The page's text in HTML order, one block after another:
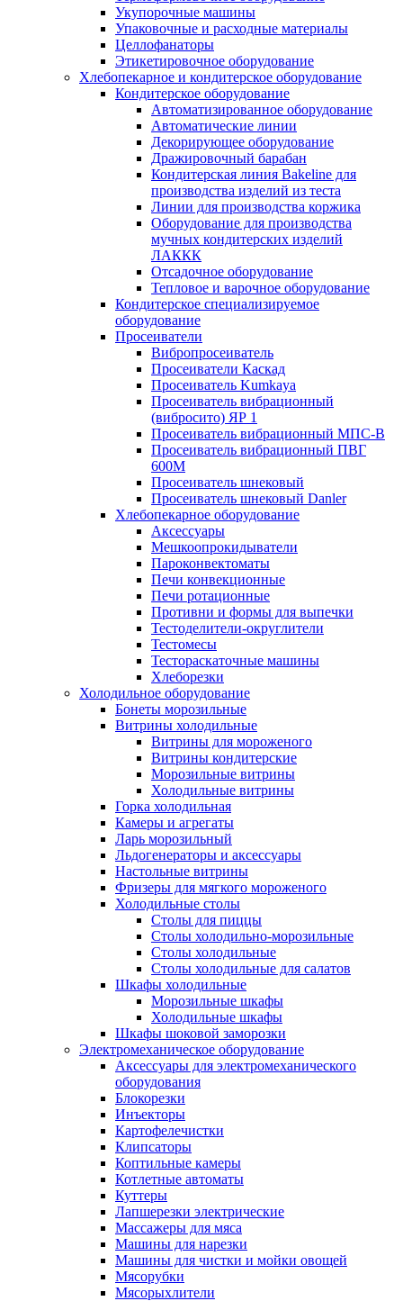
Укупорочные машины
Упаковочные и расходные материалы
Целлофанаторы
Этикетировочное оборудование
Хлебопекарное и кондитерское оборудование
Кондитерское оборудование
Автоматизированное оборудование
Автоматические линии
Декорирующее оборудование
Дражировочный барабан
Кондитерская линия Bakeline для
производства изделий из теста
Линии для производства коржика
Оборудование для производства
мучных кондитерских изделий
ЛАККК
Отсадочное оборудование
Тепловое и варочное оборудование
Кондитерское специализируемое
оборудование
Просеиватели
Вибропросеиватель
Просеиватели Каскад
Просеиватель Kumkaya
Просеиватель вибрационный
(вибросито) ЯР 1
Просеиватель вибрационный МПС-В
Просеиватель вибрационный ПВГ
600М
Просеиватель шнековый
Просеиватель шнековый Danler
Хлебопекарное оборудование
Аксессуары
Мешкоопрокидыватели
Пароконвектоматы
Печи конвекционные
Печи ротационные
Противни и формы для выпечки
Тестоделители-округлители
Тестомесы
Тестораскаточные машины
Хлеборезки
Холодильное оборудование
Бонеты морозильные
Витрины холодильные
Витрины для мороженого
Витрины кондитерские
Морозильные витрины
Холодильные витрины
Горка холодильная
Камеры и агрегаты
Ларь морозильный
Льдогенераторы и аксессуары
Настольные витрины
Фризеры для мягкого мороженого
Холодильные столы
Столы для пиццы
Столы холодильно-морозильные
Столы холодильные
Столы холодильные для салатов
Шкафы холодильные
Mорозильные шкафы
Холодильные шкафы
Шкафы шоковой заморозки
Электромеханическое оборудование
Аксессуары для электромеханического
оборудования
Блокорезки
Инъекторы
Картофелечистки
Клипсаторы
Коптильные камеры
Котлетные автоматы
Куттеры
Лапшерезки электрические
Массажеры для мяса
Машины для нарезки
Машины для чистки и мойки овощей
Мясорубки
Мясорыхлители